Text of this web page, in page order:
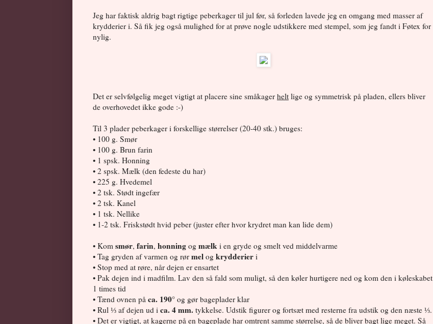
Jeg har faktisk aldrig bagt rigtige peberkager til jul før, så forleden lavede jeg en omgang med masser af
krydderier i. Så fik jeg også mulighed for at prøve nogle udstikkere med stempel, som jeg fandt i Føtex for
nylig.
Det er selvfølgelig meget vigtigt at placere sine småkager helt lige og symmetrisk på pladen, ellers bliver
de overhovedet ikke gode :-)
Til 3 plader peberkager i forskellige størrelser (20-40 stk.) bruges:
• 100 g. Smør
• 100 g. Brun farin
• 1 spsk. Honning
• 2 spsk. Mælk (den fedeste du har)
• 225 g. Hvedemel
• 2 tsk. Stødt ingefær
• 2 tsk. Kanel
• 1 tsk. Nellike
• 1-2 tsk. Friskstødt hvid peber (juster efter hvor krydret man kan lide dem)
• Kom smør, farin, honning og mælk i en gryde og smelt ved middelvarme
• Tag gryden af varmen og rør mel og krydderier i
• Stop med at røre, når dejen er ensartet
• Pak dejen ind i madfilm. Lav den så fald som muligt, så den køler hurtigere ned og kom den i køleskabet
1 times tid
• Tænd ovnen på ca. 190° og gør bageplader klar
• Rul ⅓ af dejen ud i ca. 4 mm. tykkelse. Udstik figurer og fortsæt med resterne fra udstik og den næste ⅓.
• Det er vigtigt, at kagerne på en bageplade har omtrent samme størrelse, så de bliver bagt lige meget. Så